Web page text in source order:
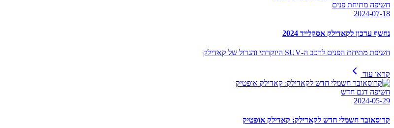
חשיפה מתיחת פנים
2024-07-18
נחשף עדכון לקאדילק אסקלייד 2024
חשיפת מתיחת הפנים לרכב ה-SUV היוקרתי והגדול של קאדילק
קראו עוד
חשיפה דגם חדש
2024-05-29
קרוסאובר חשמלי חדש לקאדילק: קאדילק אופטיק